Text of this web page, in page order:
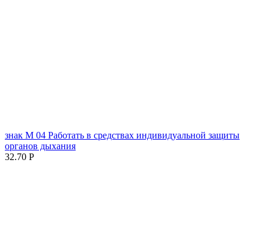
знак М 04 Работать в средствах индивидуальной защиты
органов дыхания
32.70 Р